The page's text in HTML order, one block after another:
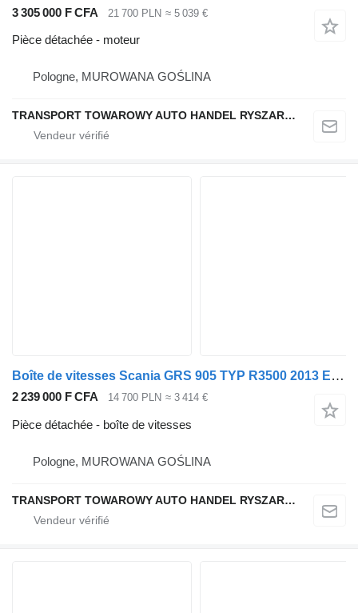
3 305 000 F CFA 21 700 PLN ≈ 5 039 €
Pièce détachée - moteur
Pologne, MUROWANA GOŚLINA
TRANSPORT TOWAROWY AUTO HANDEL RYSZARD NOWAK
Boîte de vitesses Scania GRS 905 TYP R3500 2013 E 6 pour tracteur routier
2 239 000 F CFA 14 700 PLN ≈ 3 414 €
Pièce détachée - boîte de vitesses
Pologne, MUROWANA GOŚLINA
TRANSPORT TOWAROWY AUTO HANDEL RYSZARD NOWAK